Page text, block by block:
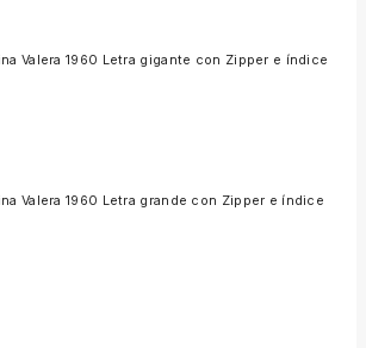
Valera 1960 Letra gigante con Zipper e índice
Valera 1960 Letra grande con Zipper e índice